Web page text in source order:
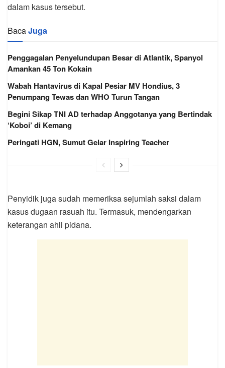
dalam kasus tersebut.
BacaJuga
Penggagalan Penyelundupan Besar di Atlantik, Spanyol
Amankan 45 Ton Kokain
Wabah Hantavirus di Kapal Pesiar MV Hondius, 3
Penumpang Tewas dan WHO Turun Tangan
Begini Sikap TNI AD terhadap Anggotanya yang Bertindak
‘Koboi’ di Kemang
Peringati HGN, Sumut Gelar Inspiring Teacher
Penyidik juga sudah memeriksa sejumlah saksi dalam
kasus dugaan rasuah itu. Termasuk, mendengarkan
keterangan ahli pidana.